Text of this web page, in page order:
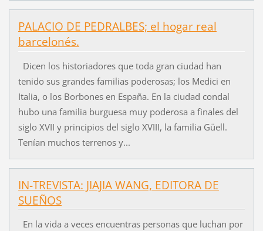
PALACIO DE PEDRALBES; el hogar real
barcelonés.
Dicen los historiadores que toda gran ciudad han
tenido sus grandes familias poderosas; los Medici en
Italia, o los Borbones en España. En la ciudad condal
hubo una familia burguesa muy poderosa a finales del
siglo XVII y principios del siglo XVIII, la familia Güell.
Tenían muchos terrenos y...
IN-TREVISTA: JIAJIA WANG, EDITORA DE
SUEÑOS
En la vida a veces encuentras personas que luchan por